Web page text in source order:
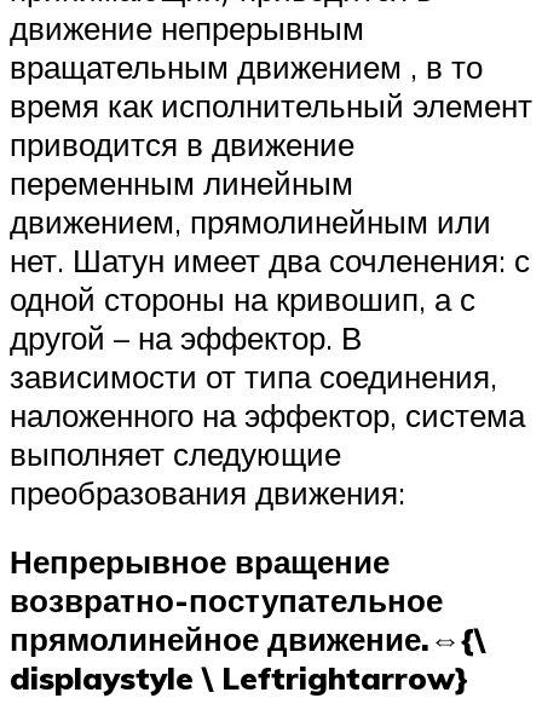
движение непрерывным
вращательным движением , в то
время как исполнительный элемент
приводится в движение
переменным линейным
движением, прямолинейным или
нет. Шатун имеет два сочленения: с
одной стороны на кривошип, а с
другой – на эффектор. В
зависимости от типа соединения,
наложенного на эффектор, система
выполняет следующие
преобразования движения:
Непрерывное вращение
возвратно-поступательное
прямолинейное движение.⇔{\
displaystyle \ Leftrightarrow}